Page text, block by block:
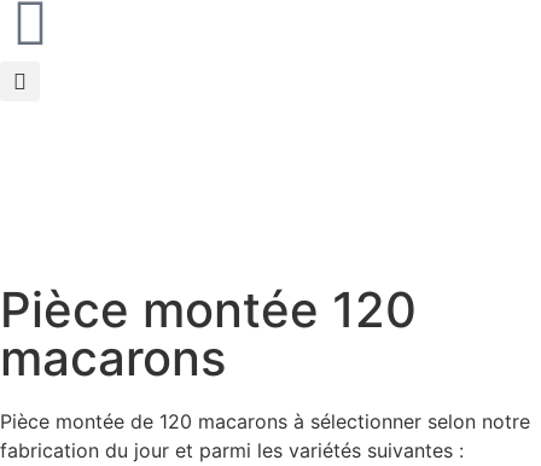
Pièce montée 120
macarons
Pièce montée de 120 macarons à sélectionner selon notre
fabrication du jour et parmi les variétés suivantes :